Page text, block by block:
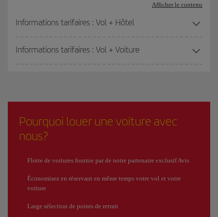
Afficher le contenu
Informations tarifaires : Vol + Hôtel
Informations tarifaires : Vol + Voiture
Pourquoi louer une voiture avec
nous?
Flotte de voitures fournie par de notre partenaire exclusif Avis
Économisez en réservant en même temps votre vol et votre
voiture
Large sélection de points de retrait